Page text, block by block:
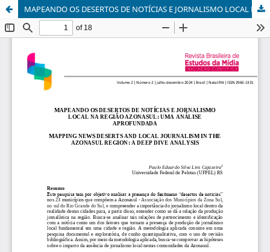
MAPEANDO OS DESERTOS DE NOTÍCIAS E JORNALISMO LOCAL NA REGIÃO AZONASUL